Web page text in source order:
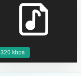
320 kbps